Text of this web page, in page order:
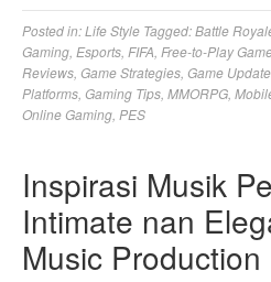
Posted in:Life Style Tagged:Battle
Gaming, Esports, FIFA, Free-to-Play
Reviews, Game Strategies, Game
Platforms, Gaming Tips, MMORPG,
Online Gaming, PES
Inspirasi Musik
Intimate nan
Music Production